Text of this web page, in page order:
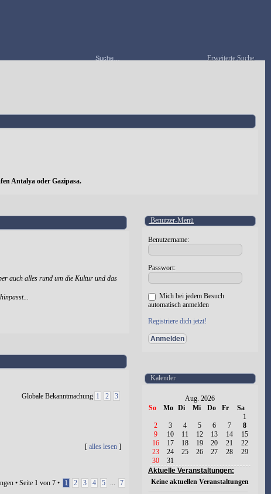
Erweiterte Suche
Antalya oder Gazipasa.
auch alles rund um die Kultur und das
1
2 3
Globale Bekanntmachung
[ alles lesen ]
• Seite 1 von 7 • 1 2 3 4 5 ... 7
Benutzer-Menü
Benutzername:
Passwort:
Mich bei jedem Besuch
automatisch anmelden
Registriere dich jetzt!
Kalender
Aug. 2026
So
Mo Di Mi Do Fr
Sa
1
2
3 4 5 6 7
8
9
10 11 12 13 14
15
16
17 18 19 20 21
22
23
24 25 26 27 28
29
30
31
Aktuelle Veranstaltungen:
Keine aktuellen Veranstaltungen